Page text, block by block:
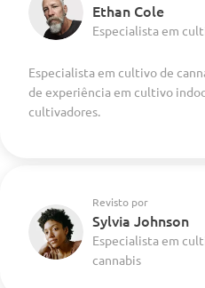
Ethan Cole
Especialista em
Especialista em cultivo de
de experiência em cultivo
cultivadores.
Revisto por
Sylvia Johnson
Especialista em
cannabis